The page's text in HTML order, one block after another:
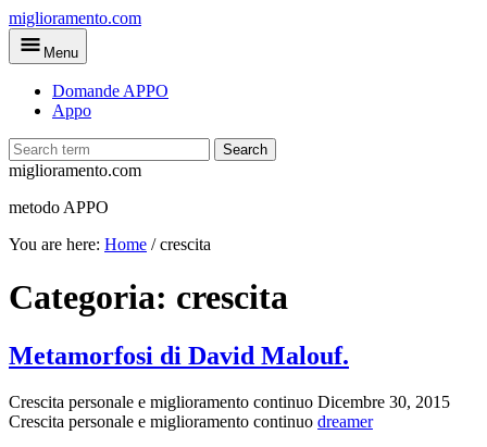
Skip
to
main
miglioramento.com
Menu
Domande APPO
Appo
Search
miglioramento.com
metodo APPO
You are here: Home /crescita
Categoria: crescita
Metamorfosi di David Malouf.
Crescita personale e miglioramento continuo Dicembre 30, 2015
Crescita personale e miglioramento continuo dreamer